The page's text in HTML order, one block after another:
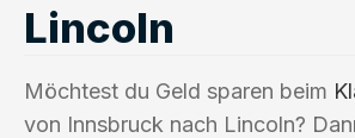
Lincoln
Möchtest du Geld sparen beim
von Innsbruck nach Lincoln?